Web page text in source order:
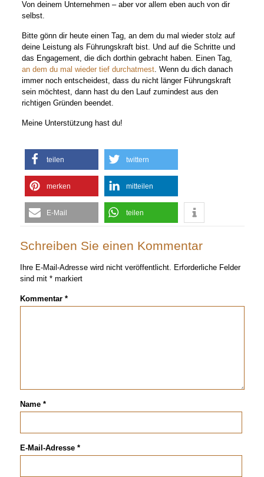
Von deinem Unternehmen – aber vor allem eben auch von dir
selbst.
Bitte gönn dir heute einen Tag, an dem du mal wieder stolz auf
deine Leistung als Führungskraft bist. Und auf die Schritte und
das Engagement, die dich dorthin gebracht haben. Einen Tag,
an dem du mal wieder tief durchatmest. Wenn du dich danach
immer noch entscheidest, dass du nicht länger Führungskraft
sein möchtest, dann hast du den Lauf zumindest aus den
richtigen Gründen beendet.
Meine Unterstützung hast du!
teilen twittern
merken mitteilen
E-Mail teilen
Schreiben Sie einen Kommentar
Ihre E-Mail-Adresse wird nicht veröffentlicht. Erforderliche Felder
sind mit *markiert
Kommentar *
Name *
E-Mail-Adresse *